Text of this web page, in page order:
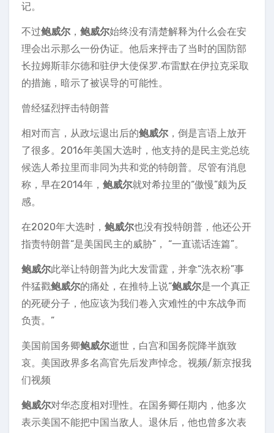
记。
不过鲍威尔 ， 鲍威尔始终没有清楚解释为什么会在安
理会出示那么一份伪证。他后来抨击了当时的国防部
长拉姆斯菲尔德和驻伊大使保罗.布雷默在伊拉克采取
的措施，暗示了被误导的可能性。
曾经猛烈抨击特朗普
相对而言，从政坛退出后的鲍威尔 ，倒是言语上放开
了很多。2016年美国大选时，他支持的是民主党总统
候选人希拉里而非同为共和党的特朗普。尽管有消息
称，早在2014年， 鲍威尔就对希拉里的“傲慢”颇为反
感。
在2020年大选时， 鲍威尔也没有投特朗普，他还公开
指责特朗普“是美国民主的威胁”， “一直谎话连篇”。
鲍威尔此举让特朗普为此大发雷霆，并拿“洗衣粉”事
件猛戳鲍威尔的痛处，在推特上说“鲍威尔是一个真正
的死硬分子，他应该为我们卷入灾难性的中东战争而
负责。”
美国前国务卿鲍威尔逝世，白宫和国务院降半旗致
哀。美国政界多名高官先后发声悼念。视频/新京报我
们视频
鲍威尔对华态度相对理性。在国务卿任期内，他多次
表示美国不能把中国当敌人。退休后，他也曾多次表